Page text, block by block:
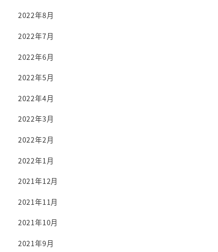
2022年8月
2022年7月
2022年6月
2022年5月
2022年4月
2022年3月
2022年2月
2022年1月
2021年12月
2021年11月
2021年10月
2021年9月